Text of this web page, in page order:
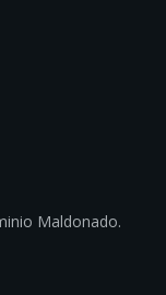
Maldonado.